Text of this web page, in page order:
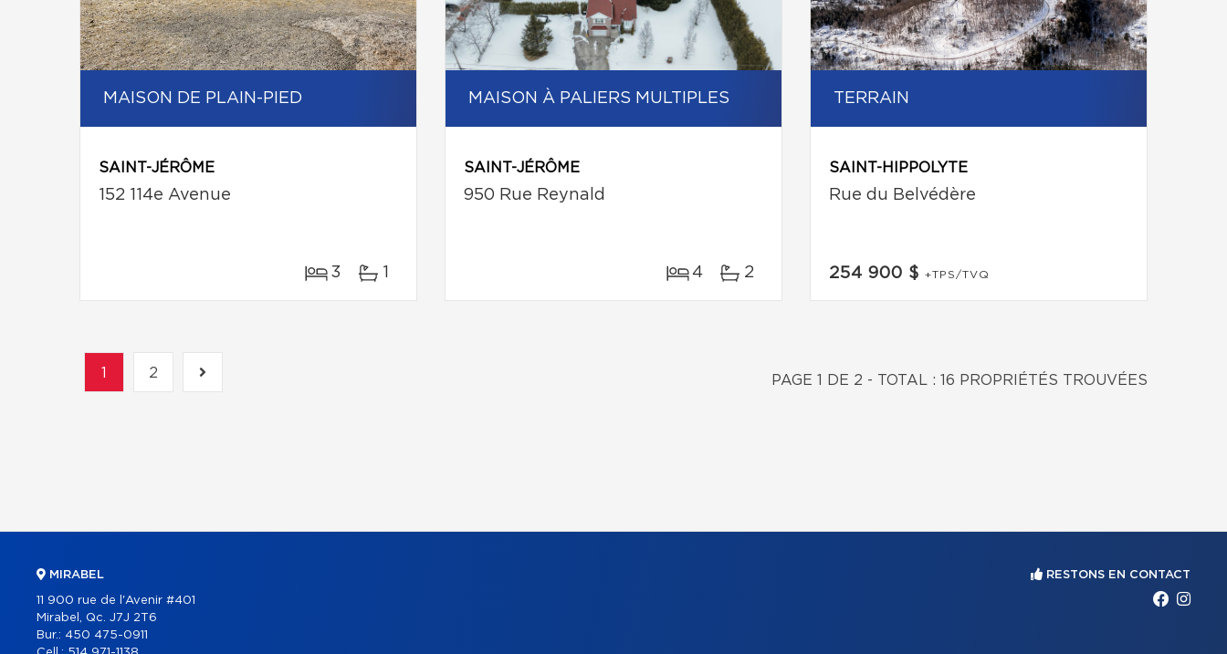
MAISON DE PLAIN-PIED
SAINT-JÉRÔME
152 114e Avenue
3 1
MAISON À PALIERS MULTIPLES
SAINT-JÉRÔME
950 Rue Reynald
4 2
TERRAIN
SAINT-HIPPOLYTE
Rue du Belvédère
254 900 $ +TPS/TVQ
1 2 PAGE 1 DE 2 - TOTAL : 16 PROPRIÉTÉS TROUVÉES
MIRABEL
11 900 rue de l'Avenir #401
Mirabel, Qc. J7J 2T6
Bur.: 450 475-0911
RESTONS EN CONTACT